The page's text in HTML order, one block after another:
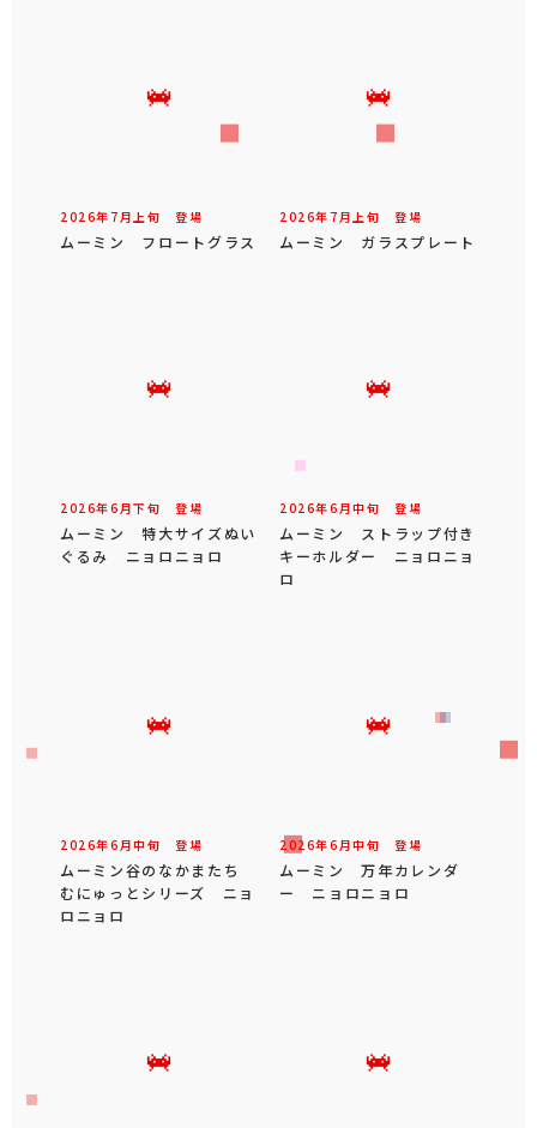
2026年 7 月 上旬 登場
ムーミン フロートグラス
2026年 7 月 上旬 登場
ムーミン ガラスプレート
2026年6 月下旬 登場
ムーミン 特大サイズぬい
ぐるみ ニョロニョロ
2026年6 月中旬 登場
ムーミン ストラップ付き
キーホルダー ニョロニョ
ロ
2026年6 月中旬 登場
ムーミン谷のなかまたち
むにゅっとシリーズ ニョ
ロニョロ
2026年6 月中旬 登場
ムーミン 万年カレンダ
ー ニョロニョロ